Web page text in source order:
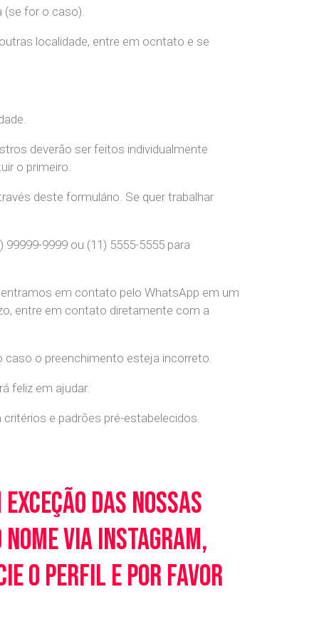
for o caso).
localidade, entre em ocntato e se
deverão ser feitos individualmente
o primeiro.
deste formulário. Se quer trabalhar
9999 ou (11) 5555-5555 para
em contato pelo WhatsApp em um
entre em contato diretamente com a
o preenchimento esteja incorreto.
feliz em ajudar.
e padrões pré-estabelecidos.
das nossas
via Instagram,
o perfil e por favor